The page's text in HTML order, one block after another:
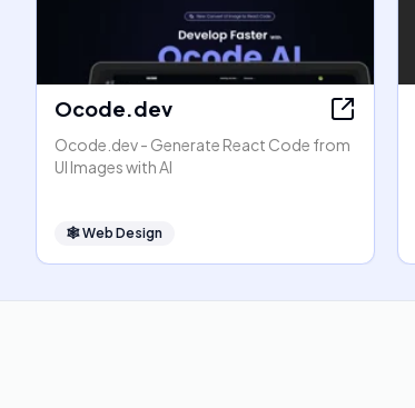
Ocode.dev
Ocode.dev - Generate React Code from
UI Images with AI
🕸Web Design